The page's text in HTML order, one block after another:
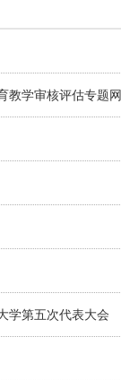
教学审核评估专题网
学第五次代表大会